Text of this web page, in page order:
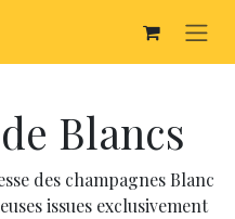
Blancs
des champagnes Blanc
issues exclusivement